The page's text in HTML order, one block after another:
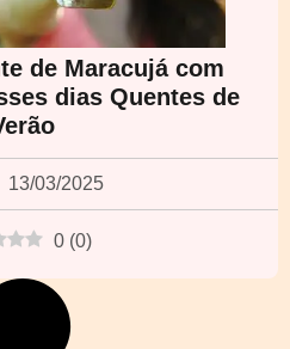
de Maracujá com
dias Quentes de
13/03/2025
0 (0)